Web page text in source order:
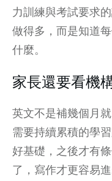
力訓練與考試要求
做得多，而是知道
什麼。
家長還要看機
英文不是補幾個月
需要持續累積的學
好基礎，之後才有
了，寫作才更容易